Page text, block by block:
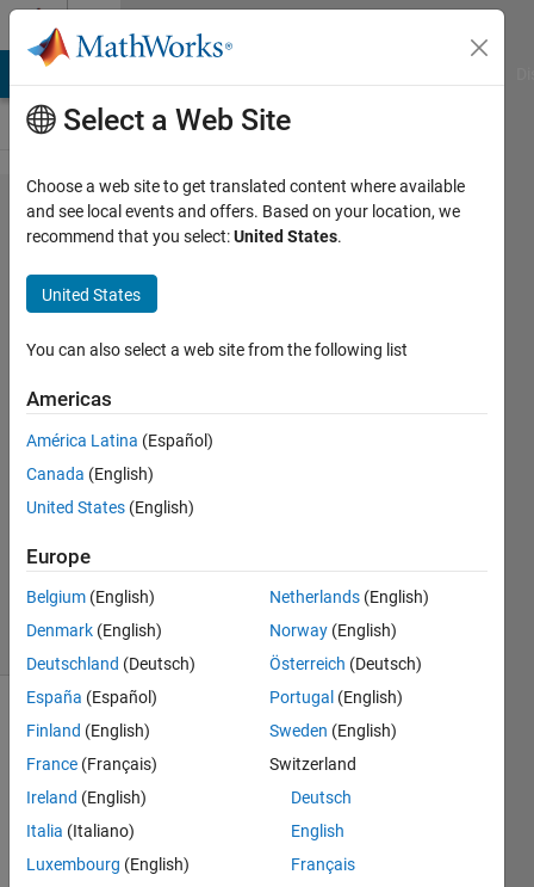
Skip to content
Problem
61161.
[Mảng 1
Chiều
Cơ
Bản].
Bài 3.
Số nhỏ
nhất
Sune
26
0 likes
Cho
mảng
nguyên
A[]
Select a Web Site
Choose a web site to get translated content where available
and see local events and offers. Based on your location, we
recommend that you select:United States.
United States
You can also select a web site from the following list
Americas
América Latina (Español)
Canada (English)
United States (English)
Europe
Belgium (English)
Denmark (English)
Deutschland (Deutsch)
España (Español)
Finland (English)
France (Français)
Ireland (English)
Italia (Italiano)
Luxembourg (English)
Netherlands (English)
Norway (English)
Österreich (Deutsch)
Portugal (English)
Sweden (English)
Switzerland
Deutsch
English
Français